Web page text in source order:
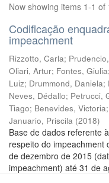
Now showing items 1-1 of
Codificação
impeachment
Rizzotto, Carla;
Oliari, Artur; Fontes, Giulia;
Luiz; Drummond, Daniela;
Neves, Dédallo; Petrucci,
Tiago; Benevides, Victoria;
Januario, Priscila (2018)
Base de dados referente
respeito do impeachment
de dezembro de 2015
impeachment) até 31 de